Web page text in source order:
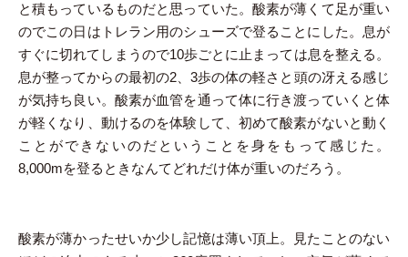
と積もっているものだと思っていた。酸素が薄くて足が重い
のでこの日はトレラン用のシューズで登ることにした。息が
すぐに切れてしまうので10歩ごとに止まっては息を整える。
息が整ってからの最初の2、3歩の体の軽さと頭の冴える感じ
が気持ち良い。酸素が血管を通って体に行き渡っていくと体
が軽くなり、動けるのを体験して、初めて酸素がないと動く
ことができないのだということを身をもって感じた。
8,000mを登るときなんてどれだけ体が重いのだろう。
酸素が薄かったせいか少し記憶は薄い頂上。見たことのない